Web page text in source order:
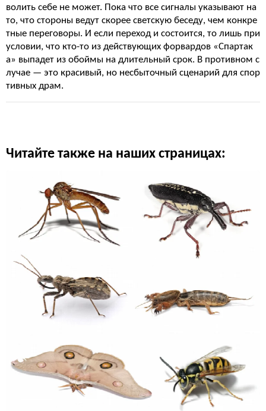
волить себе не может. Пока что все сигналы указывают на
то, что стороны ведут скорее светскую беседу, чем конкре
тные переговоры. И если переход и состоится, то лишь при
условии, что кто-то из действующих форвардов «Спартак
а» выпадет из обоймы на длительный срок. В противном с
лучае — это красивый, но несбыточный сценарий для спор
тивных драм.
Читайте также на наших страницах: